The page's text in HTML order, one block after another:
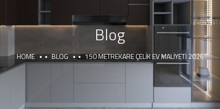
Blog
HOME BLOG 150 METREKARE ÇELIK EV MALIYETI 2026